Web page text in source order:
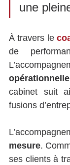
une
À travers le
de
cabinet suit
fusions
mesure.
ses clients à